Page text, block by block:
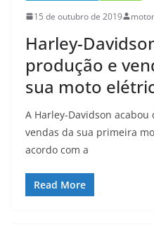
15 de outubro de 2019
Harley-
produção e
sua moto
A Harley-Davidson
vendas da sua primeira
acordo com a
Read More